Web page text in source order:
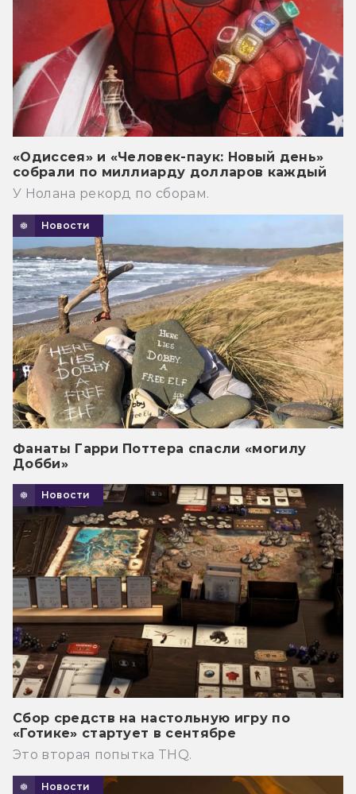
«Одиссея» и «Человек-паук: Новый день»
собрали по миллиарду долларов каждый
У Нолана рекорд по сборам.
Новости
Фанаты Гарри Поттера спасли «могилу
Добби»
Новости
Сбор средств на настольную игру по
«Готике» стартует в сентябре
Это вторая попытка THQ.
Новости